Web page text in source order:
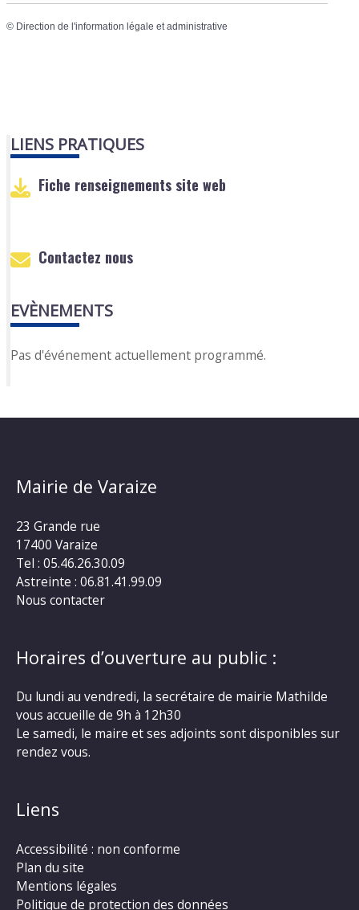
© Direction de l'information légale et administrative
LIENS PRATIQUES
Fiche renseignements site web
Contactez nous
EVÈNEMENTS
Pas d'événement actuellement programmé.
Mairie de Varaize
23 Grande rue
17400 Varaize
Tel : 05.46.26.30.09
Astreinte : 06.81.41.99.09
Nous contacter
Horaires d’ouverture au public :
Du lundi au vendredi, la secrétaire de mairie Mathilde
vous accueille de 9h à 12h30
Le samedi, le maire et ses adjoints sont disponibles sur
rendez vous.
Liens
Accessibilité : non conforme
Plan du site
Mentions légales
Politique de protection des données